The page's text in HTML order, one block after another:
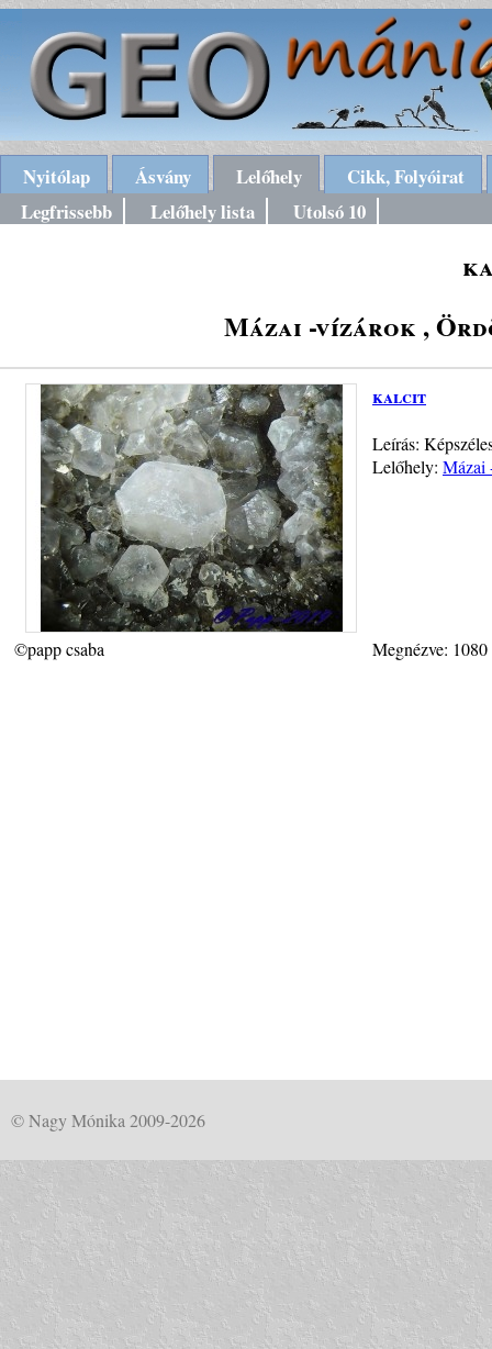
Nyitólap Ásvány Lelőhely
Cikk, Folyóirat
Legfrissebb
Lelőhely lista Utolsó 10
Mázai -vízárok ,
kalcit
Leírás:
Lelőhely: Mázai
©papp csaba Megnézve:
© Nagy Mónika 2009-2026